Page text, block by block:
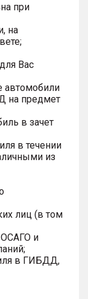
при
на
Вас
автомобили
на предмет
в зачет
в течении
из
лиц (в том
ОСАГО и
в ГИБДД,